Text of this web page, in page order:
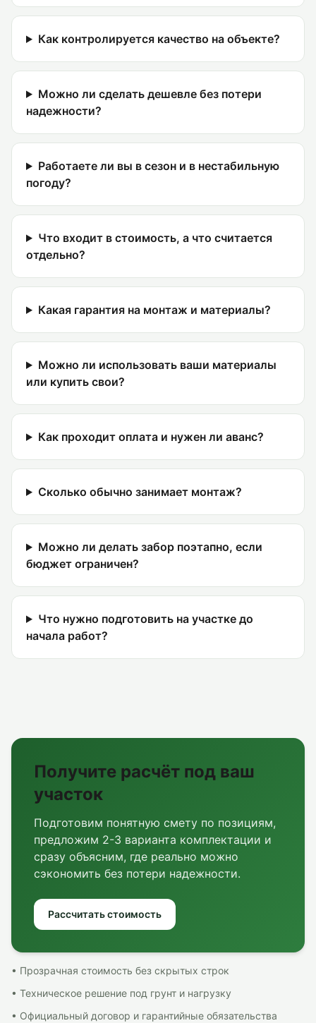
Как контролируется качество на объекте?
Можно ли сделать дешевле без потери
надежности?
Работаете ли вы в сезон и в нестабильную
погоду?
Что входит в стоимость, а что считается
отдельно?
Какая гарантия на монтаж и материалы?
Можно ли использовать ваши материалы
или купить свои?
Как проходит оплата и нужен ли аванс?
Сколько обычно занимает монтаж?
Можно ли делать забор поэтапно, если
бюджет ограничен?
Что нужно подготовить на участке до
начала работ?
Получите расчёт под ваш
участок
Подготовим понятную смету по позициям,
предложим 2-3 варианта комплектации и
сразу объясним, где реально можно
сэкономить без потери надежности.
Рассчитать стоимость
• Прозрачная стоимость без скрытых строк
• Техническое решение под грунт и нагрузку
• Официальный договор и гарантийные обязательства